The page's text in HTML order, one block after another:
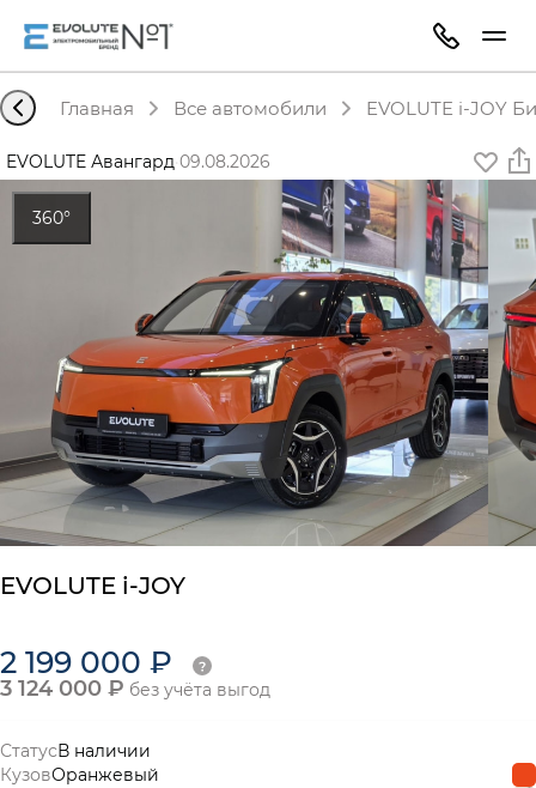
Главная Все автомобили EVOLUTE i-JOY
EVOLUTE Авангард·09.08.2026
360°
EVOLUTE i-JOY
2 199 000 ₽
3 124 000 ₽ без учёта выгод
СтатусВ наличии
КузовОранжевый